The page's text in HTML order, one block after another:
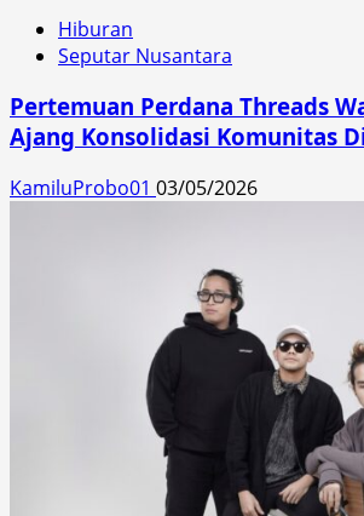
Hiburan
Seputar Nusantara
Pertemuan Perdana Threads
Ajang Konsolidasi Komunitas
KamiluProbo01 03/05/2026